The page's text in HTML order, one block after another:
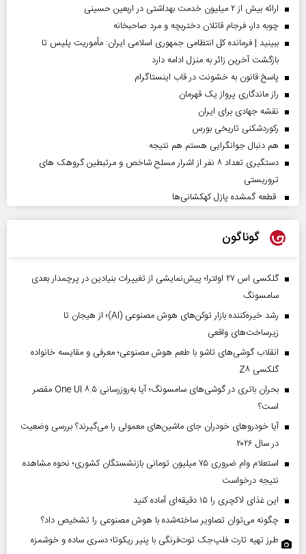
ارائه بیش از ۲ میلیون خدمت بهداشتی در اربعین حسینی
چوبه دار، فرجام قاتلان دختربچه و مرد صاحبخانه
ببینید | فرمانده کل انتظامی جمهوری اسلامی ایران­: مأموریت پلیس تا
بازگشت آخرین زائر به منزل ادامه دارد
پاسخ قانون به خشونت در قاب اینستاگرام
راز ماندگاری پرواز یک قهرمان
نقشه جهادی برای ایران
رکوردشکنی تاریخی بورس
هم دنبال جوانگرایی هستم هم نتیجه
دستگیری تعداد ۸ نفر از اشرار مسلح شاخص و مرتبطین گروهک های
تروریستی
قطعه گمشده پازل کهکشانی‌ها
گوناگون
گلکسی اس ۲۷ اولترا؛ پیش‌نمایشی از تغییرات بنیادین در پرچمدار بعدی
سامسونگ
رشد خیره‌کننده بازار توکن‌های هوش مصنوعی (AI)؛ از هیجان تا
زیرساخت‌های واقعی
انقلاب گوشی‌های تاشو‌ با طعم هوش مصنوعی؛ معرفی و مقایسه خانواده
گلکسی Z۸
بحران باتری در گوشی‌های سامسونگ؛ آیا به‌روزرسانی One UI ۸.۵ مقصر
است؟
آیا خودروهای خودران جای ماشین‌های معمولی را می‌گیرند؟ بررسی وضعیت
در سال ۲۰۲۶
استعلام وام ضروری ۷۵ میلیون تومانی بازنشستگان کشوری؛ نحوه مشاهده
نتیجه درخواست
این غذای لاکچری را ۱۵ دقیقه‌ای آماده کنید
چگونه می‌توان تصاویر ساخته‌شده با هوش مصنوعی را تشخیص داد؟
طرز تهیه تارت فلپ‌جک توت‌فرنگی با پنیر ریکوتا؛ دسری ساده و خوشمزه